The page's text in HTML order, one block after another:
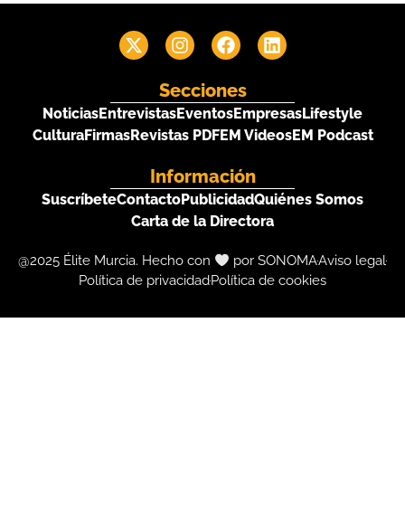
Secciones
NoticiasEntrevistasEventosEmpresasLifestyle
CulturaFirmasRevistas PDFEM VideosEM Podcast
Información
SuscríbeteContactoPublicidadQuiénes Somos
Carta de la Directora
@2025 Élite Murcia. Hecho con por SONOMAAviso legal
Política de privacidadPolítica de cookies